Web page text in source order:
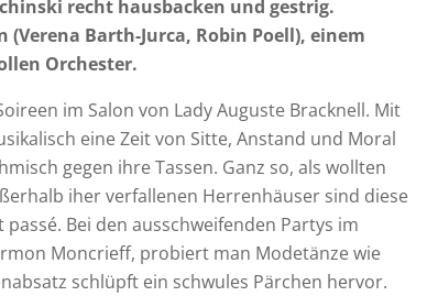
recht hausbacken und gestrig.
Barth-Jurca, Robin Poell), einem
Orchester.
im Salon von Lady Auguste Bracknell. Mit
eine Zeit von Sitte, Anstand und Moral
gegen ihre Tassen. Ganz so, als wollten
iher verfallenen Herrenhäuser sind diese
Bei den ausschweifenden Partys im
Moncrieff, probiert man Modetänze wie
schlüpft ein schwules Pärchen hervor.